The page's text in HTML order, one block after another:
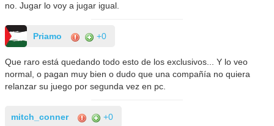
no. Jugar lo voy a jugar igual.
Priamo +0
Que raro está quedando todo esto de los exclusivos... Y lo veo
normal, o pagan muy bien o dudo que una compañía no quiera
relanzar su juego por segunda vez en pc.
mitch_conner +0